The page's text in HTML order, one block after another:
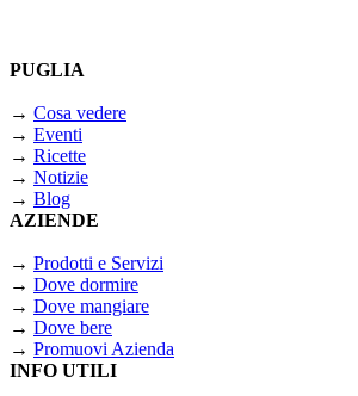
PUGLIA
→ Cosa vedere
→ Eventi
→ Ricette
→ Notizie
→ Blog
AZIENDE
→ Prodotti e Servizi
→ Dove dormire
→ Dove mangiare
→ Dove bere
→ Promuovi Azienda
INFO UTILI